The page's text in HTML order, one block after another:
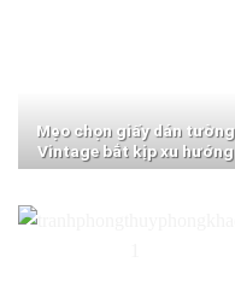
Mẹo chọn giấy dán tường
Vintage bắt kịp xu hướng